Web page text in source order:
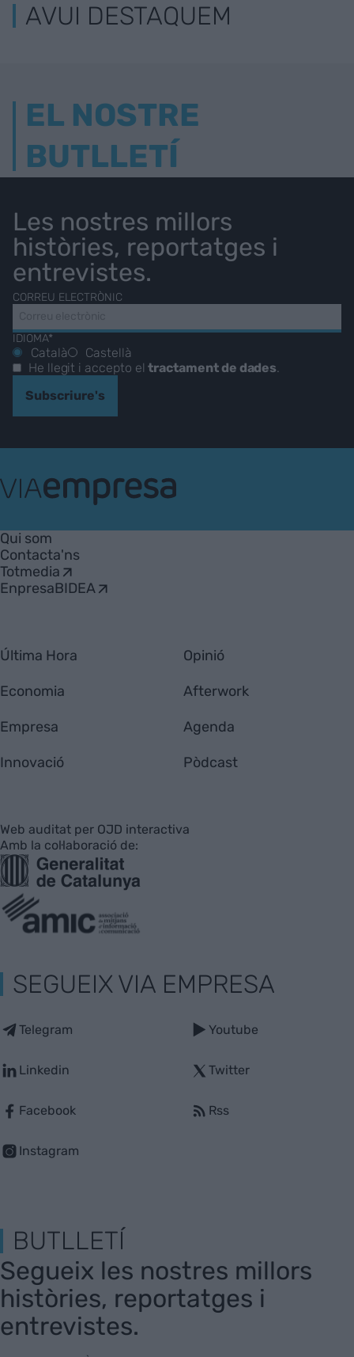
AVUI DESTAQUEM
EL NOSTRE
BUTLLETÍ
Les nostres millors
històries, reportatges i
entrevistes.
CORREU ELECTRÒNIC
IDIOMA*
Català
Castellà
He llegit i accepto eltractament de dades.
Subscriure's
Empresa
Qui som
Contacta'ns
Totmedia
EnpresaBIDEA
Última Hora
Economia
Empresa
Innovació
Opinió
Afterwork
Agenda
Pòdcast
Web auditat per OJD interactiva
Amb la col·laboració de:
SEGUEIX VIA EMPRESA
Telegram
Linkedin
Facebook
Instagram
Youtube
Twitter
Rss
BUTLLETÍ
Segueix les nostres millors
històries, reportatges i
entrevistes.